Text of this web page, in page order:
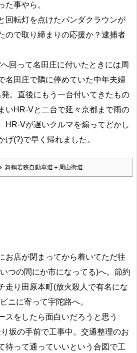
た事やら。
回転灯を点けたパンダクラウンが
ので取り締まりの応援か？逮捕者
回って名田庄に付いたときには周
名田庄で隣に停めていた中年夫婦
。直後にもう一台付いてきたもの
いHR-Vと二台で延々京都まで雨の
HR-Vが遅いクルマを煽ってどかし
げ(?)で早く帰れました。
舞鶴若狭自動車道＋周山街道
店が閉まってから着いてただ往
つの間にか市になってる)へ。節約
走り田原本町(放火殺人で有名にな
ニに寄って宇陀路へ。
をしたら面白いだろうと思う
坂の手前で工事中。交通整理のお
待って通っていいという合図で工